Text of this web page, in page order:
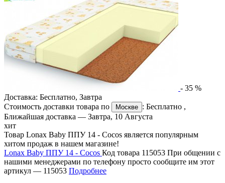
- 35 %
Доставка: Бесплатно, Завтра
Стоимость доставки товара по
Москве : Бесплатно ,
Ближайшая доставка — Завтра, 10 Августа
хит
Товар Lonax Baby ППУ 14 - Cocos является популярным
хитом продаж в нашем магазине!
Lonax Baby ППУ 14 - Cocos Код товара 115053 При общении с
нашими менеджерами по телефону просто сообщите им этот
артикул — 115053 Подробнее